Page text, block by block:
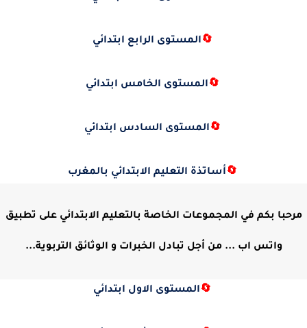
🔄المستوى الرابع ابتدائي
🔄المستوى الخامس ابتدائي
🔄المستوى السادس ابتدائي
🔄أساتذة التعليم الابتدائي بالمغرب
مرحبا بكم في المجموعات الخاصة بالتعليم الابتدائي على تطبيق
واتس اب ... من أجل تبادل الخبرات و الوثائق التربوية...
🔄المستوى الاول ابتدائي